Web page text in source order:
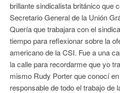
brillante sindicalista británico que
Secretario General de la Unión
Quería que trabajara con el
tiempo para reflexionar sobre la
americano de la CSI. Fue a una
la calle para recordarme que yo
mismo Rudy Porter que conocí
responsable de todo el trabajo de